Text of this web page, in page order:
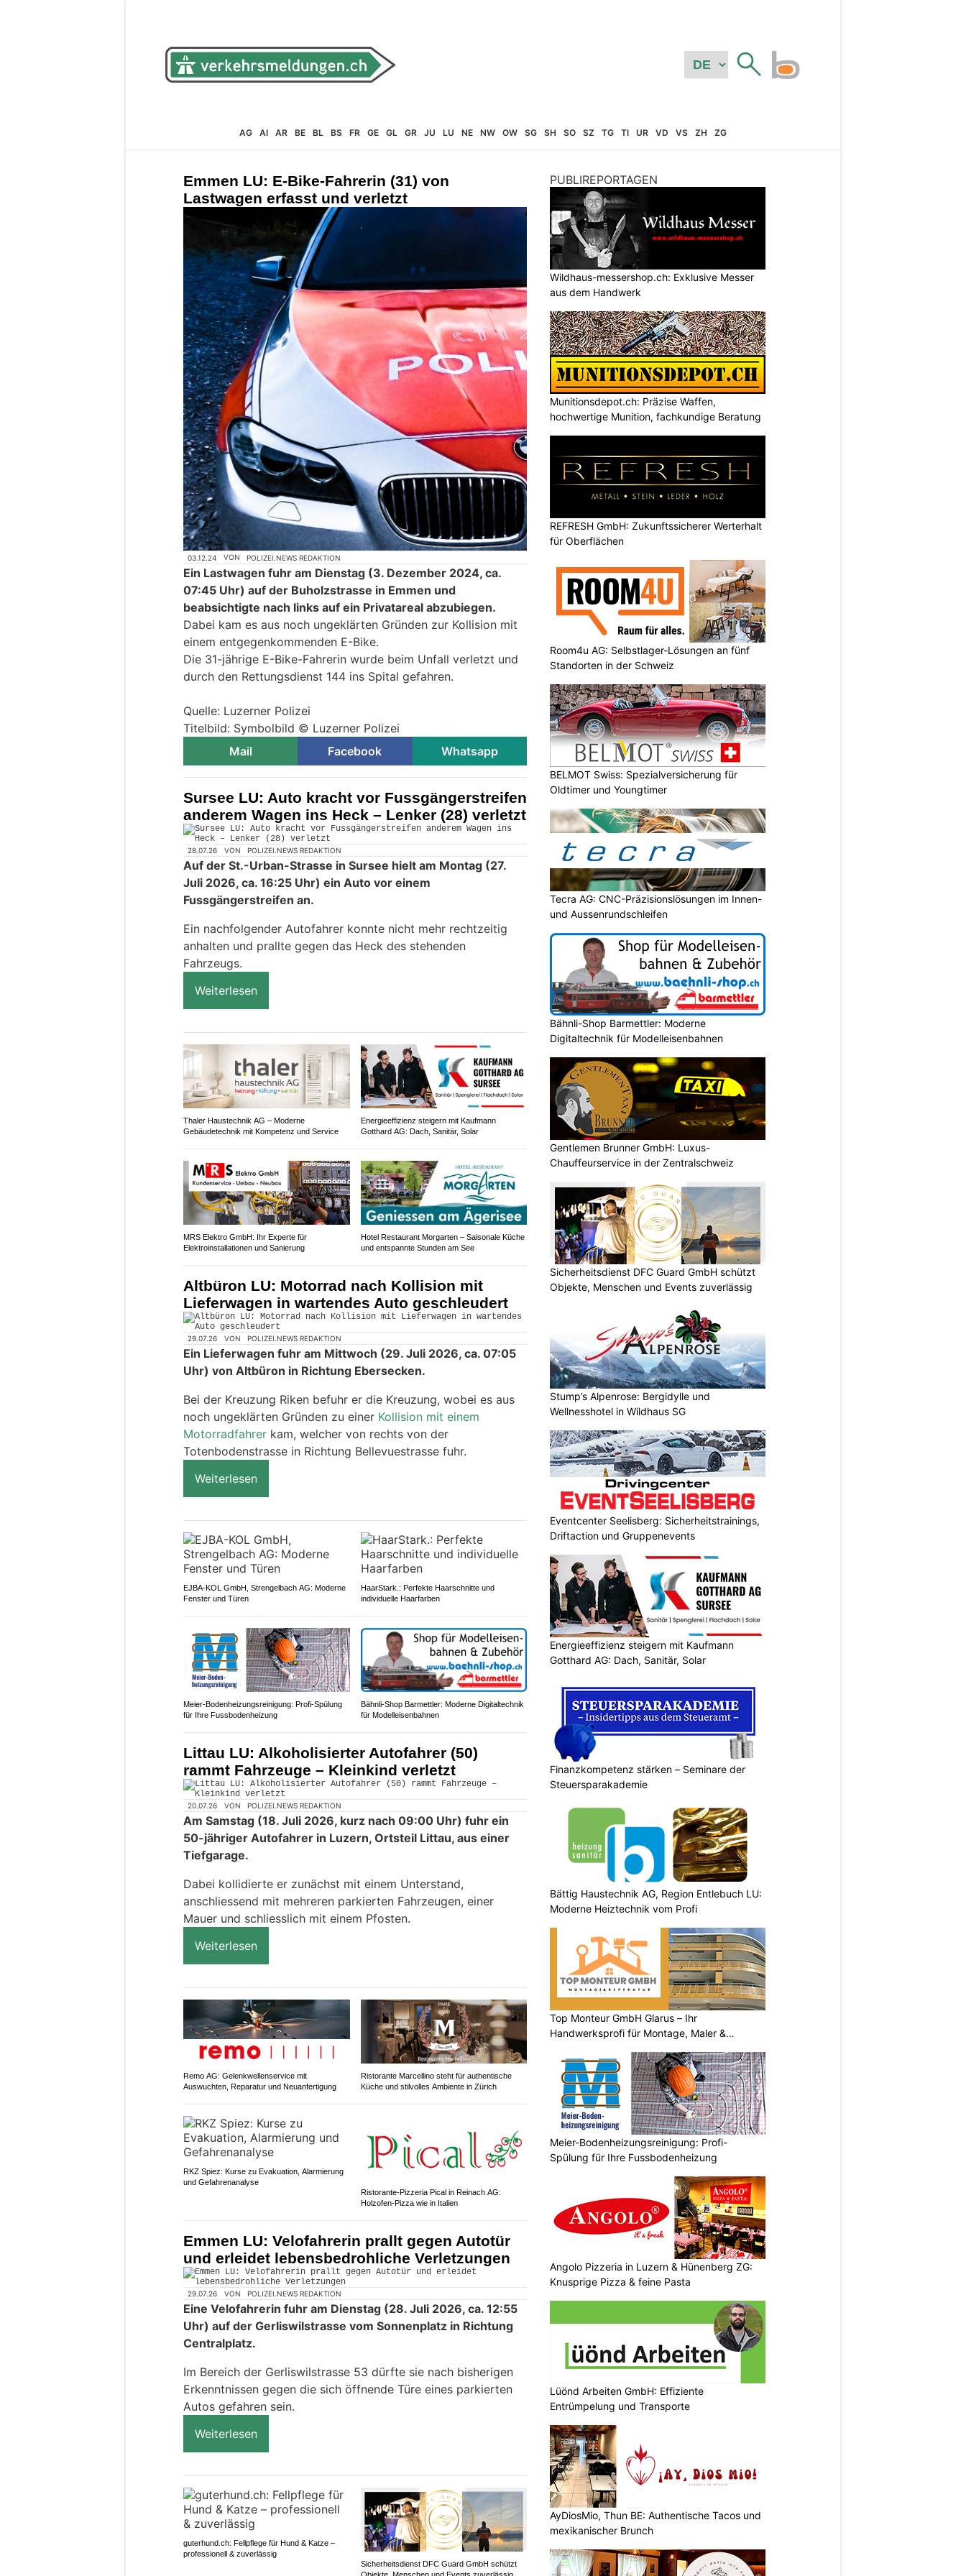
AG AI AR BE BL BS FR GE GL GR JU LU NE NW OW SG SH SO SZ TG TI UR VD VS ZH ZG
Emmen LU: E-Bike-Fahrerin (31) von
Lastwagen erfasst und verletzt
03.12.24 VON POLIZEI.NEWS REDAKTION
Ein Lastwagen fuhr am Dienstag (3. Dezember 2024, ca.
07:45 Uhr) auf der Buholzstrasse in Emmen und
beabsichtigte nach links auf ein Privatareal abzubiegen.
Dabei kam es aus noch ungeklärten Gründen zur Kollision mit
einem entgegenkommenden E-Bike.
Die 31-jährige E-Bike-Fahrerin wurde beim Unfall verletzt und
durch den Rettungsdienst 144 ins Spital gefahren.
Quelle: Luzerner Polizei
Titelbild: Symbolbild © Luzerner Polizei
Mail
Facebook Whatsapp
Sursee LU: Auto kracht vor Fussgängerstreifen
anderem Wagen ins Heck – Lenker (28) verletzt
28.07.26 VON POLIZEI.NEWS REDAKTION
Auf der St.-Urban-Strasse in Sursee hielt am Montag (27.
Juli 2026, ca. 16:25 Uhr) ein Auto vor einem
Fussgängerstreifen an.
Ein nachfolgender Autofahrer konnte nicht mehr rechtzeitig
anhalten und prallte gegen das Heck des stehenden
Fahrzeugs.
Weiterlesen
Thaler Haustechnik AG – Moderne
Gebäudetechnik mit Kompetenz und Service
Energieeffizienz steigern mit Kaufmann
Gotthard AG: Dach, Sanitär, Solar
MRS Elektro GmbH: Ihr Experte für
Elektroinstallationen und Sanierung
Hotel Restaurant Morgarten – Saisonale Küche
und entspannte Stunden am See
Altbüron LU: Motorrad nach Kollision mit
Lieferwagen in wartendes Auto geschleudert
29.07.26 VON POLIZEI.NEWS REDAKTION
Ein Lieferwagen fuhr am Mittwoch (29. Juli 2026, ca. 07:05
Uhr) von Altbüron in Richtung Ebersecken.
Bei der Kreuzung Riken befuhr er die Kreuzung, wobei es aus
noch ungeklärten Gründen zu einer Kollision mit einem
Motorradfahrer kam, welcher von rechts von der
Totenbodenstrasse in Richtung Bellevuestrasse fuhr.
Weiterlesen
EJBA-KOL GmbH, Strengelbach AG: Moderne
Fenster und Türen
HaarStark.: Perfekte Haarschnitte und
individuelle Haarfarben
Meier-Bodenheizungsreinigung: Profi-Spülung
für Ihre Fussbodenheizung
Bähnli-Shop Barmettler: Moderne Digitaltechnik
für Modelleisenbahnen
Littau LU: Alkoholisierter Autofahrer (50)
rammt Fahrzeuge – Kleinkind verletzt
20.07.26 VON POLIZEI.NEWS REDAKTION
Am Samstag (18. Juli 2026, kurz nach 09:00 Uhr) fuhr ein
50-jähriger Autofahrer in Luzern, Ortsteil Littau, aus einer
Tiefgarage.
Dabei kollidierte er zunächst mit einem Unterstand,
anschliessend mit mehreren parkierten Fahrzeugen, einer
Mauer und schliesslich mit einem Pfosten.
Weiterlesen
Remo AG: Gelenkwellenservice mit
Auswuchten, Reparatur und Neuanfertigung
Ristorante Marcellino steht für authentische
Küche und stilvolles Ambiente in Zürich
RKZ Spiez: Kurse zu Evakuation, Alarmierung
und Gefahrenanalyse
Ristorante-Pizzeria Pical in Reinach AG:
Holzofen-Pizza wie in Italien
Emmen LU: Velofahrerin prallt gegen Autotür
und erleidet lebensbedrohliche Verletzungen
29.07.26 VON POLIZEI.NEWS REDAKTION
Eine Velofahrerin fuhr am Dienstag (28. Juli 2026, ca. 12:55
Uhr) auf der Gerliswilstrasse vom Sonnenplatz in Richtung
Centralplatz.
Im Bereich der Gerliswilstrasse 53 dürfte sie nach bisherigen
Erkenntnissen gegen die sich öffnende Türe eines parkierten
Autos gefahren sein.
Weiterlesen
guterhund.ch: Fellpflege für Hund & Katze –
professionell & zuverlässig
Sicherheitsdienst DFC Guard GmbH schützt
PUBLIREPORTAGEN
Wildhaus-messershop.ch: Exklusive Messer
aus dem Handwerk
Munitionsdepot.ch: Präzise Waffen,
hochwertige Munition, fachkundige Beratung
REFRESH GmbH: Zukunftssicherer Werterhalt
für Oberflächen
Room4u AG: Selbstlager-Lösungen an fünf
Standorten in der Schweiz
BELMOT Swiss: Spezialversicherung für
Oldtimer und Youngtimer
Tecra AG: CNC-Präzisionslösungen im Innen-
und Aussenrundschleifen
Bähnli-Shop Barmettler: Moderne
Digitaltechnik für Modelleisenbahnen
Gentlemen Brunner GmbH: Luxus-
Chauffeurservice in der Zentralschweiz
Sicherheitsdienst DFC Guard GmbH schützt
Objekte, Menschen und Events zuverlässig
Stump’s Alpenrose: Bergidylle und
Wellnesshotel in Wildhaus SG
Eventcenter Seelisberg: Sicherheitstrainings,
Driftaction und Gruppenevents
Energieeffizienz steigern mit Kaufmann
Gotthard AG: Dach, Sanitär, Solar
Finanzkompetenz stärken – Seminare der
Steuersparakademie
Bättig Haustechnik AG, Region Entlebuch LU:
Moderne Heiztechnik vom Profi
Top Monteur GmbH Glarus – Ihr
Handwerksprofi für Montage, Maler &
Meier-Bodenheizungsreinigung: Profi-
Spülung für Ihre Fussbodenheizung
Angolo Pizzeria in Luzern & Hünenberg ZG:
Knusprige Pizza & feine Pasta
Lüönd Arbeiten GmbH: Effiziente
Entrümpelung und Transporte
AyDiosMio, Thun BE: Authentische Tacos und
mexikanischer Brunch